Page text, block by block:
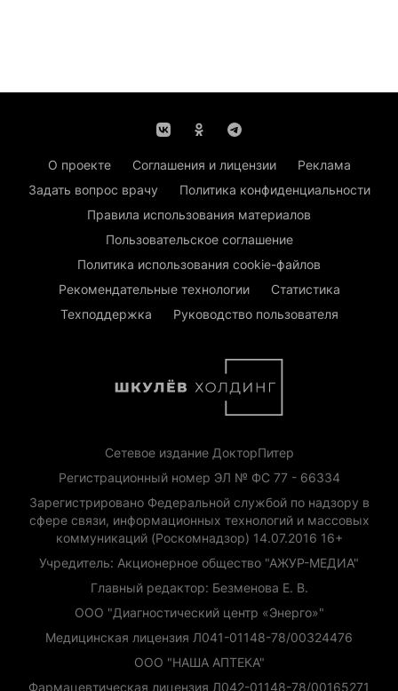
О проекте Соглашения и лицензии
Реклама
Задать вопрос врачу
Политика конфиденциальности
Правила использования материалов
Пользовательское соглашение
Политика использования cookie-файлов
Рекомендательные технологии
Статистика
Техподдержка
Руководство пользователя
Сетевое издание ДокторПитер
Регистрационный номер ЭЛ № ФС 77 - 66334
Зарегистрировано Федеральной службой по надзору в
сфере связи, информационных технологий и массовых
коммуникаций (Роскомнадзор) 14.07.2016 16+
Учредитель: Акционерное общество "АЖУР-МЕДИА"
Главный редактор: Безменова Е. В.
ООО "Диагностический центр «Энерго»"
Медицинская лицензия Л041-01148-78/00324476
ООО "НАША АПТЕКА"
Фармацевтическая лицензия Л042-01148-78/00165271